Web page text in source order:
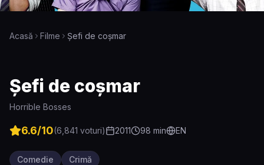
Acasă Filme Șefi de coșmar
Șefi de coșmar
Horrible Bosses
6.6/10(6,841 voturi) 2011 98 min EN
Comedie Crimă